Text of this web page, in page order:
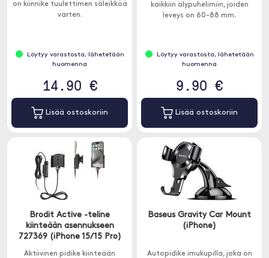
on kiinnike tuulettimen säleikköä
varten.
Löytyy varastosta, lähetetään
huomenna
14.90 €
Lisää ostoskoriin
kaikkiin älypuhelimiin, joiden
leveys on 60-88 mm.
Löytyy varastosta, lähetetään
huomenna
9.90 €
Lisää ostoskoriin
Brodit Active -teline
kiinteään asennukseen
727369 (iPhone 15/15 Pro)
Aktiivinen pidike kiinteään
Baseus Gravity Car Mount
(iPhone)
Autopidike imukupilla, joka on